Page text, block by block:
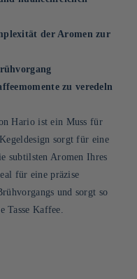
der Aromen zur
zu veredeln
Hario ist ein Muss für
sorgt für eine
subtilsten Aromen Ihres
für eine präzise
und sorgt so
Tasse Kaffee.